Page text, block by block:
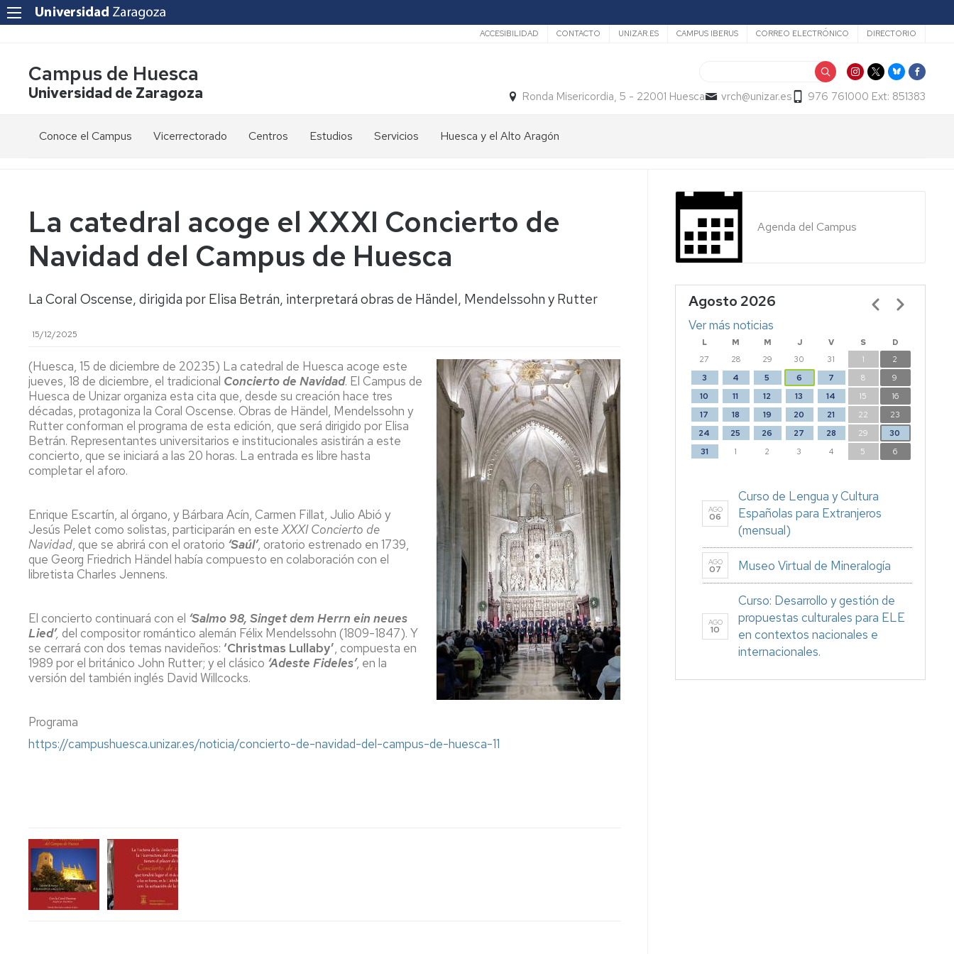
Secundario
ACCESIBILIDAD CONTACTO UNIZAR.ES CAMPUS IBERUS CORREO ELECTRÓNICO DIRECTORIO
Campus de Huesca
Universidad de Zaragoza Ronda Misericordia, 5 - 22001 Huesca vrch@unizar.es 976 761000 Ext: 851383
Conoce el Campus
de
Gobierno
Dónde
Imágenes
Documentos
de
referencia/Normativa
Get
to
know
us
Vicerrectorado
el
Lenguas
Cursos
Español
como
Universidad
de
la
Experiencia
en
el
Campus
Servicios
Secretaría
Vicerrectorado
y
Empleo
Internacionalización
Cultura,
Comunicación
Actividades
Culturales
imagen
Actividades
e
instalaciones
deportivas
Informática
comunicaciones
Servicio
de
Mantenimiento
interno
Campus
Calidad
Centros Estudios
Estudios
postgrado
permanente
Servicios Huesca y el Alto Aragón
Medios
de
Turismo
patrimonio
En
Cultura
Servicios
para
jóvenes
La catedral acoge el XXXI Concierto de
Navidad del Campus de Huesca
La Coral Oscense, dirigida por Elisa Betrán, interpretará obras de Händel, Mendelssohn y Rutter
15/12/2025
(Huesca, 15 de diciembre de 20235) La catedral de Huesca acoge este
jueves, 18 de diciembre, el tradicional Concierto de Navidad. El Campus de
Huesca de Unizar organiza esta cita que, desde su creación hace tres
décadas, protagoniza la Coral Oscense. Obras de Händel, Mendelssohn y
Rutter conforman el programa de esta edición, que será dirigido por Elisa
Betrán. Representantes universitarios e institucionales asistirán a este
concierto, que se iniciará a las 20 horas. La entrada es libre hasta
completar el aforo.
Enrique Escartín, al órgano, y Bárbara Acín, Carmen Fillat, Julio Abió y
Jesús Pelet como solistas, participarán en esteXXXI Concierto de
Navidad, que se abrirá con el oratorio ‘Saúl’, oratorio estrenado en 1739,
que Georg Friedrich Händel había compuesto en colaboración con el
libretista Charles Jennens.
El concierto continuará con el ‘Salmo 98, Singet dem Herrn ein neues
Lied’, del compositor romántico alemán Félix Mendelssohn (1809-1847). Y
se cerrará con dos temas navideños: ‘Christmas Lullaby’, compuesta en
1989 por el británico John Rutter; y el clásico ‘Adeste Fideles’, en la
versión del también inglés David Willcocks.
Programa
https://campushuesca.unizar.es/noticia/concierto-de-navidad-del-campus-de-huesca-11
Agenda del Campus
Agosto 2026
L M M J V S
D
27
28 29 30 31 1
2
3
4 5 6 7 8
9
10
11 12 13 14 15
16
17
18 19 20 21 22
23
24
25 26 27 28 29
30
31
1 2 3 4 5 6
Paginación
Ver más noticias
AGO
06
Curso de Lengua y Cultura
Españolas para Extranjeros
(mensual)
AGO
07 Museo Virtual de Mineralogía
AGO
10
Curso: Desarrollo y gestión de
propuestas culturales para ELE
en contextos nacionales e
internacionales.